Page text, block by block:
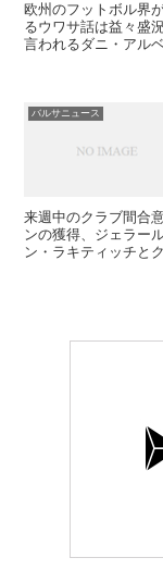
欧州のフットボル界
るウワサ話は益々盛
言われるダニ・アル
デランテロ”探し、
アルバの控えとなれ
現実となるとそちら
バルサニュース
来週中のクラブ間合
ンの獲得、ジェラー
ン・ラキティッチと
調に補強活動を進め